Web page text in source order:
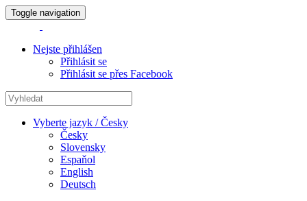
Toggle navigation
Nejste přihlášen
Přihlásit se
Přihlásit se přes Facebook
Vyberte jazyk / Česky
Česky
Slovensky
Espaňol
English
Deutsch